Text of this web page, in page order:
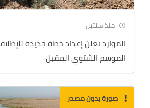
منذ سنتين
الموارد تعلن إعداد خطة جديدة
الموسم الشتوي المقبل
صورة بدون مصدر